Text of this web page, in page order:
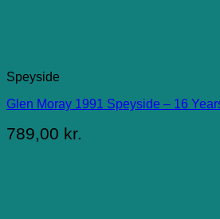
Speyside
Glen Moray 1991 Speyside – 16
789,00 kr.